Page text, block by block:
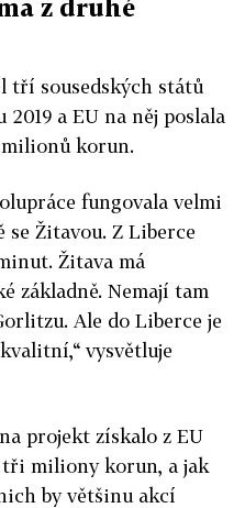
z druhé
tří sousedských států
a EU na něj poslala
milionů korun.
fungovala velmi
se Žitavou. Z Liberce
Žitava má
základně. Nemají tam
Ale do Liberce je
vysvětluje
projekt získalo z EU
tři miliony korun, a jak
by většinu akcí